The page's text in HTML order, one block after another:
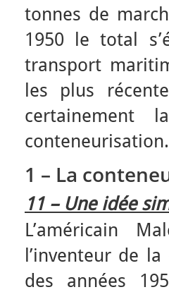
tonnes de
1950 le total
transport
les plus
conteneurisation.
1 – La
11 – Une idée
L’américain
l’inventeur de
des années